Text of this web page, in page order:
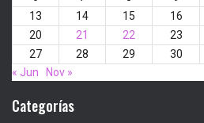
13
14 15 16
20
21 22 23
27
28 29 30
« Jun
Nov »
Categorías